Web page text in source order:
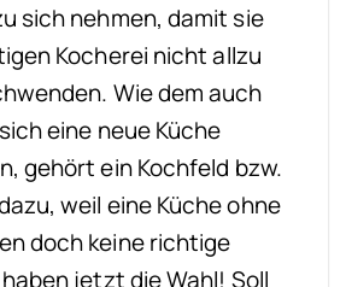
sich nehmen, damit sie
Kocherei nicht allzu
Wie dem auch
eine neue Küche
gehört ein Kochfeld bzw.
weil eine Küche ohne
doch keine richtige
jetzt die Wahl! Soll